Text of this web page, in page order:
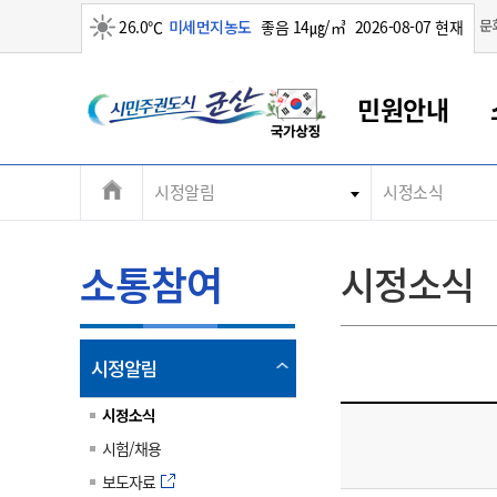
맑음
26.0℃ 미세먼지농도 좋음 14㎍/㎥ 2026-08-07 현재 문
시
민
주
권
도
시
군
산
체
민원안내
민원안내
대표전화 063-454-4000
부서 및 담당자 연락처
민원창구안내
민원수수료
종합민원창구
소통참여
대표전화 063-454-4000
부서 및 담당자 연락처
시정알림
시험/채용
보도자료
고시공고
생활복지
대표전화 063-454-4000
부서 및 담당자 연락처
복지/보건
통합돌봄
주민복지
사회서비스(바우처)
경제산업
대표전화 063-454-4000
부서 및 담당자 연락처
군산사랑상품권
상품권 공지사항
상품권 Q&A
정보공개
대표전화 063-454-4000
부서 및 담당자 연락처
정보공개제도
비공개대상정보
불복구제절차
군산새만금
대표전화 063-454-4000
부서 및 담당자 연락처
군산에서 시작되는 새만금
군산소개
대표전화 063-454-4000
부서 및 담당자 연락처
군산시 비전
전북소개
대표전화 063-454-4000
부서 및 담당자 연락처
전북특별자치도 소개
전북특별자치도 용어 Q&A
시정알림 시정소식
소통참여
시정알림
림
시정소식
시험/채용
보도자료
시정소식